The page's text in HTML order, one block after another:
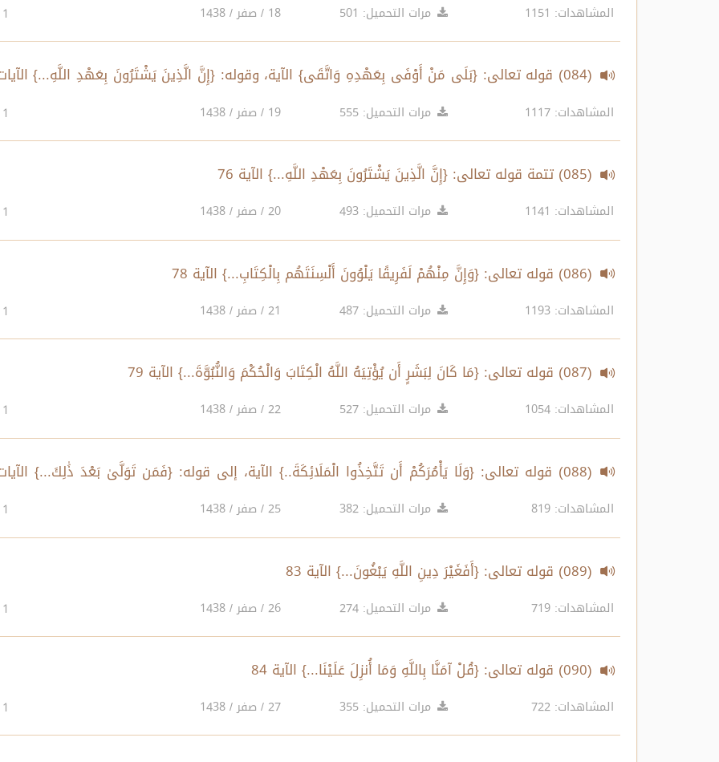
المشاهدات: 1151 مرات التحميل: 501 18 / صفر / 1438 1
(084) قوله تعالى: {بَلَى مَنْ أَوْفَى بِعَهْدِهِ وَاتَّقَى} الآية، وقوله: {إِنَّ الَّذِينَ يَشْتَرُونَ بِعَهْدِ اللَّهِ...}
75-76
المشاهدات: 1117 مرات التحميل: 555 19 / صفر / 1438 1
(085) تتمة قوله تعالى: {إِنَّ الَّذِينَ يَشْتَرُونَ بِعَهْدِ اللَّهِ...} الآية 76
المشاهدات: 1141 مرات التحميل: 493 20 / صفر / 1438 1
(086) قوله تعالى: {وَإِنَّ مِنْهُمْ لَفَرِيقًا يَلْوُونَ أَلْسِنَتَهُم بِالْكِتَابِ...} الآية 78
المشاهدات: 1193 مرات التحميل: 487 21 / صفر / 1438 1
(087) قوله تعالى: {مَا كَانَ لِبَشَرٍ أَن يُؤْتِيَهُ اللَّهُ الْكِتَابَ وَالْحُكْمَ وَالنُّبُوَّةَ...} الآية 79
المشاهدات: 1054 مرات التحميل: 527 22 / صفر / 1438 1
(088) قوله تعالى: {وَلَا يَأْمُرَكُمْ أَن تَتَّخِذُوا الْمَلَائِكَةَ..} الآية، إلى قوله: {فَمَن تَوَلَّىٰ بَعْدَ ذَٰلِكَ...}
80-82
المشاهدات: 819 مرات التحميل: 382 25 / صفر / 1438 1
(089) قوله تعالى: {أَفَغَيْرَ دِينِ اللَّهِ يَبْغُونَ...} الآية 83
المشاهدات: 719 مرات التحميل: 274 26 / صفر / 1438 1
(090) قوله تعالى: {قُلْ آمَنَّا بِاللَّهِ وَمَا أُنزِلَ عَلَيْنَا...} الآية 84
المشاهدات: 722 مرات التحميل: 355 27 / صفر / 1438 1